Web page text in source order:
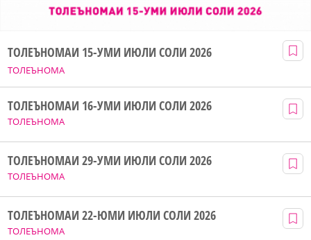
ТОЛЕЪНОМА
ТОЛЕЪНОМАИ 15-УМИ ИЮЛИ СОЛИ 2026
ТОЛЕЪНОМА
ТОЛЕЪНОМАИ 16-УМИ ИЮЛИ СОЛИ 2026
ТОЛЕЪНОМА
ТОЛЕЪНОМАИ 29-УМИ ИЮЛИ СОЛИ 2026
ТОЛЕЪНОМА
ТОЛЕЪНОМАИ 22-ЮМИ ИЮЛИ СОЛИ 2026